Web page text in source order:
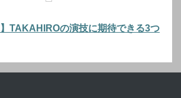
】TAKAHIROの演技に期待できる3つ